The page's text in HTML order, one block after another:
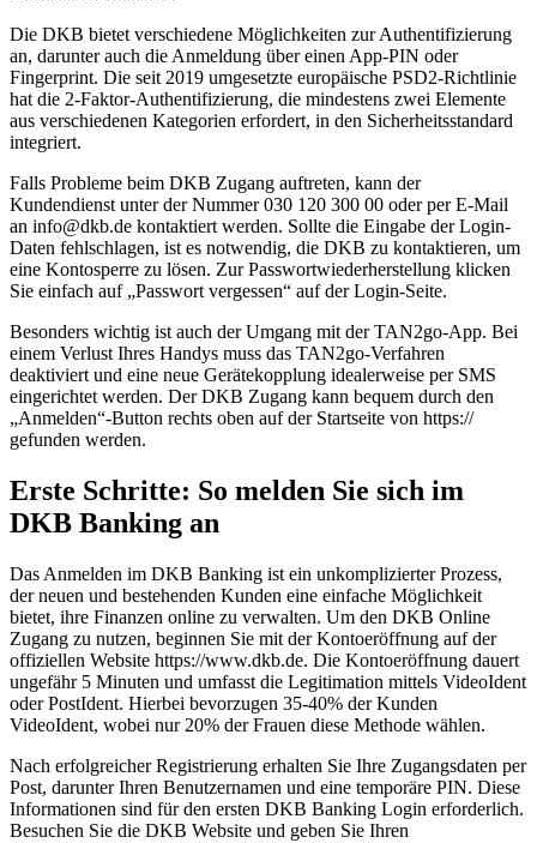
Die DKB bietet verschiedene Möglichkeiten zur Authentifizierung
an, darunter auch die Anmeldung über einen App-PIN oder
Fingerprint. Die seit 2019 umgesetzte europäische PSD2-Richtlinie
hat die 2-Faktor-Authentifizierung, die mindestens zwei Elemente
aus verschiedenen Kategorien erfordert, in den Sicherheitsstandard
integriert.
Falls Probleme beim DKB Zugang auftreten, kann der
Kundendienst unter der Nummer 030 120 300 00 oder per E-Mail
an info@dkb.de kontaktiert werden. Sollte die Eingabe der Login-
Daten fehlschlagen, ist es notwendig, die DKB zu kontaktieren, um
eine Kontosperre zu lösen. Zur Passwortwiederherstellung klicken
Sie einfach auf „Passwort vergessen“ auf der Login-Seite.
Besonders wichtig ist auch der Umgang mit der TAN2go-App. Bei
einem Verlust Ihres Handys muss das TAN2go-Verfahren
deaktiviert und eine neue Gerätekopplung idealerweise per SMS
eingerichtet werden. Der DKB Zugang kann bequem durch den
„Anmelden“-Button rechts oben auf der Startseite von https://
gefunden werden.
Erste Schritte: So melden Sie sich im
DKB Banking an
Das Anmelden im DKB Banking ist ein unkomplizierter Prozess,
der neuen und bestehenden Kunden eine einfache Möglichkeit
bietet, ihre Finanzen online zu verwalten. Um den DKB Online
Zugang zu nutzen, beginnen Sie mit der Kontoeröffnung auf der
offiziellen Website https://www.dkb.de. Die Kontoeröffnung dauert
ungefähr 5 Minuten und umfasst die Legitimation mittels VideoIdent
oder PostIdent. Hierbei bevorzugen 35-40% der Kunden
VideoIdent, wobei nur 20% der Frauen diese Methode wählen.
Nach erfolgreicher Registrierung erhalten Sie Ihre Zugangsdaten per
Post, darunter Ihren Benutzernamen und eine temporäre PIN. Diese
Informationen sind für den ersten DKB Banking Login erforderlich.
Besuchen Sie die DKB Website und geben Sie Ihren